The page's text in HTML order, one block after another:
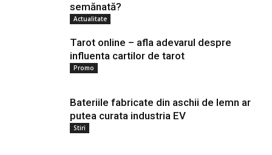
semănată?
Actualitate
Tarot online – afla adevarul despre
influenta cartilor de tarot
Promo
Bateriile fabricate din aschii de lemn ar
putea curata industria EV
Stiri